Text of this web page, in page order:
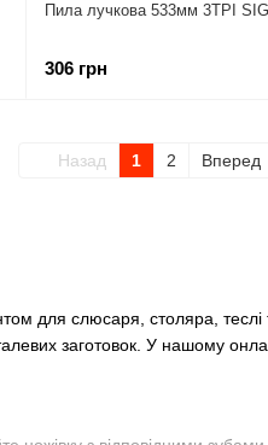
для слюсаря, столяра,
заготовок. У нашому
Пила лучкова 533мм 3TPI
306 грн
Назад 1 2 Вперед